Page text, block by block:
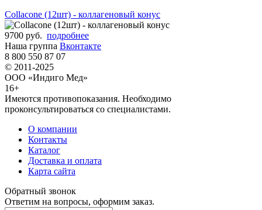
Collacone (12шт) - коллагеновый конус
9700 руб. подробнее
Наша группа Вконтакте
8 800 550 87 07
© 2011-2025
ООО «Индиго Мед»
16+
Имеются противопоказания. Необходимо
проконсультироваться со специалистами.
О компании
Контакты
Каталог
Доставка и оплата
Карта сайта
Обратный звонок
Ответим на вопросы, оформим заказ.